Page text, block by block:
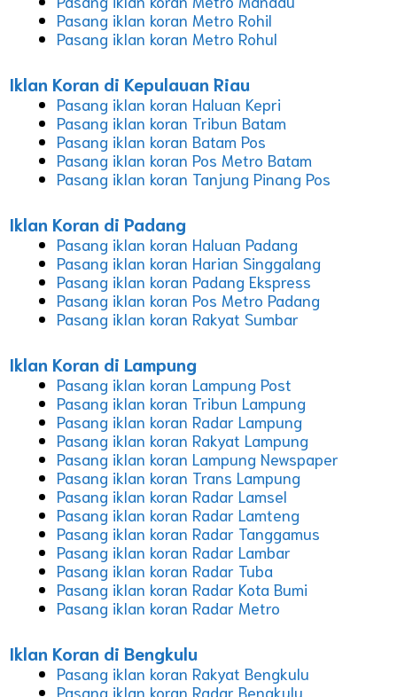
Pasang iklan koran Metro Rohil
Pasang iklan koran Metro Rohul
Iklan Koran di Kepulauan Riau
Pasang iklan koran Haluan Kepri
Pasang iklan koran Tribun Batam
Pasang iklan koran Batam Pos
Pasang iklan koran Pos Metro Batam
Pasang iklan koran Tanjung Pinang Pos
Iklan Koran di Padang
Pasang iklan koran Haluan Padang
Pasang iklan koran Harian Singgalang
Pasang iklan koran Padang Ekspress
Pasang iklan koran Pos Metro Padang
Pasang iklan koran Rakyat Sumbar
Iklan Koran di Lampung
Pasang iklan koran Lampung Post
Pasang iklan koran Tribun Lampung
Pasang iklan koran Radar Lampung
Pasang iklan koran Rakyat Lampung
Pasang iklan koran Lampung Newspaper
Pasang iklan koran Trans Lampung
Pasang iklan koran Radar Lamsel
Pasang iklan koran Radar Lamteng
Pasang iklan koran Radar Tanggamus
Pasang iklan koran Radar Lambar
Pasang iklan koran Radar Tuba
Pasang iklan koran Radar Kota Bumi
Pasang iklan koran Radar Metro
Iklan Koran di Bengkulu
Pasang iklan koran Rakyat Bengkulu
Pasang iklan koran Radar Bengkulu